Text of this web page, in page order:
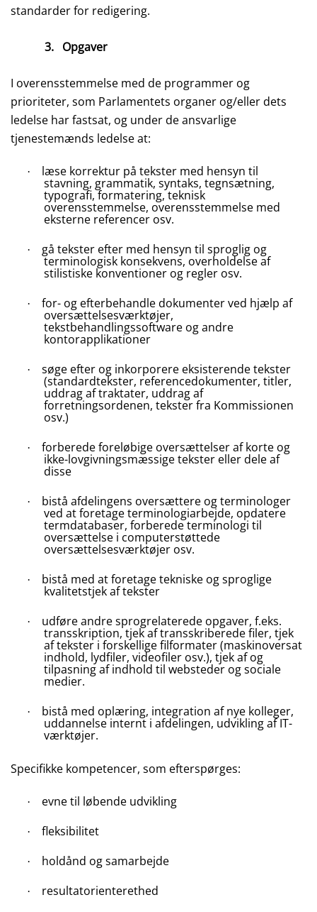
standarder for redigering.
3. Opgaver
I overensstemmelse med de programmer og
prioriteter, som Parlamentets organer og/eller dets
ledelse har fastsat, og under de ansvarlige
tjenestemænds ledelse at:
· læse korrektur på tekster med hensyn til
stavning, grammatik, syntaks, tegnsætning,
typografi, formatering, teknisk
overensstemmelse, overensstemmelse med
eksterne referencer osv.
· gå tekster efter med hensyn til sproglig og
terminologisk konsekvens, overholdelse af
stilistiske konventioner og regler osv.
· for- og efterbehandle dokumenter ved hjælp af
oversættelsesværktøjer,
tekstbehandlingssoftware og andre
kontorapplikationer
· søge efter og inkorporere eksisterende tekster
(standardtekster, referencedokumenter, titler,
uddrag af traktater, uddrag af
forretningsordenen, tekster fra Kommissionen
osv.)
· forberede foreløbige oversættelser af korte og
ikke-lovgivningsmæssige tekster eller dele af
disse
· bistå afdelingens oversættere og terminologer
ved at foretage terminologiarbejde, opdatere
termdatabaser, forberede terminologi til
oversættelse i computerstøttede
oversættelsesværktøjer osv.
· bistå med at foretage tekniske og sproglige
kvalitetstjek af tekster
· udføre andre sprogrelaterede opgaver, f.eks.
transskription, tjek af transskriberede filer, tjek
af tekster i forskellige filformater (maskinoversat
indhold, lydfiler, videofiler osv.), tjek af og
tilpasning af indhold til websteder og sociale
medier.
· bistå med oplæring, integration af nye kolleger,
uddannelse internt i afdelingen, udvikling af IT-
værktøjer.
Specifikke kompetencer, som efterspørges:
· evne til løbende udvikling
· fleksibilitet
· holdånd og samarbejde
· resultatorienterethed